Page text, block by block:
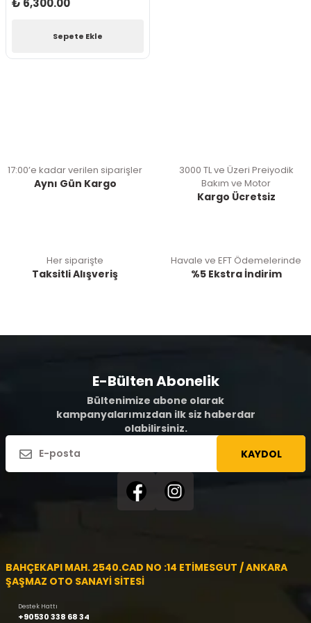
₺ 6,300.00
Sepete Ekle
17:00’e kadar verilen siparişler
Aynı Gün Kargo
3000 TL ve Üzeri Preiyodik
Bakım ve Motor
Kargo Ücretsiz
Her siparişte
Taksitli Alışveriş
Havale ve EFT Ödemelerinde
%5 Ekstra İndirim
E-Bülten Abonelik
Bültenimize abone olarak
kampanyalarımızdan ilk siz haberdar
olabilirsiniz.
KAYDOL
BAHÇEKAPI MAH. 2540.CAD NO :14 ETİMESGUT / ANKARA
ŞAŞMAZ OTO SANAYİ SİTESİ
Destek Hattı
+90530 338 68 34